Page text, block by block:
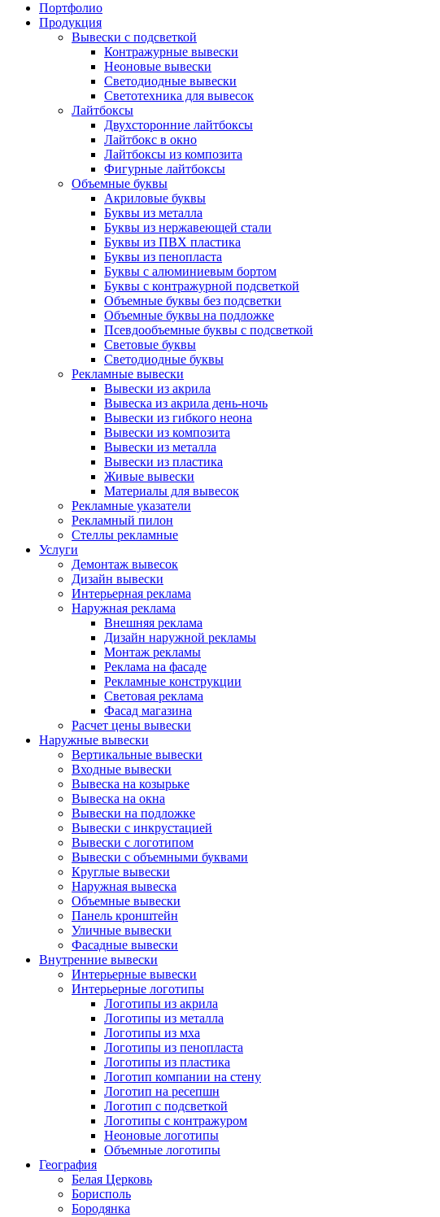
Портфолио
Продукция
Вывески с подсветкой
Контражурные вывески
Неоновые вывески
Светодиодные вывески
Светотехника для вывесок
Лайтбоксы
Двухсторонние лайтбоксы
Лайтбокс в окно
Лайтбоксы из композита
Фигурные лайтбоксы
Объемные буквы
Акриловые буквы
Буквы из металла
Буквы из нержавеющей стали
Буквы из ПВХ пластика
Буквы из пенопласта
Буквы с алюминиевым бортом
Буквы с контражурной подсветкой
Объемные буквы без подсветки
Объемные буквы на подложке
Псевдообъемные буквы с подсветкой
Световые буквы
Светодиодные буквы
Рекламные вывески
Вывески из акрила
Вывеска из акрила день-ночь
Вывески из гибкого неона
Вывески из композита
Вывески из металла
Вывески из пластика
Живые вывески
Материалы для вывесок
Рекламные указатели
Рекламный пилон
Стеллы рекламные
Услуги
Демонтаж вывесок
Дизайн вывески
Интерьерная реклама
Наружная реклама
Внешняя реклама
Дизайн наружной рекламы
Монтаж рекламы
Реклама на фасаде
Рекламные конструкции
Световая реклама
Фасад магазина
Расчет цены вывески
Наружные вывески
Вертикальные вывески
Входные вывески
Вывеска на козырьке
Вывеска на окна
Вывески на подложке
Вывески с инкрустацией
Вывески с логотипом
Вывески с объемными буквами
Круглые вывески
Наружная вывеска
Объемные вывески
Панель кронштейн
Уличные вывески
Фасадные вывески
Внутренние вывески
Интерьерные вывески
Интерьерные логотипы
Логотипы из акрила
Логотипы из металла
Логотипы из мха
Логотипы из пенопласта
Логотипы из пластика
Логотип компании на стену
Логотип на ресепшн
Логотип с подсветкой
Логотипы с контражуром
Неоновые логотипы
Объемные логотипы
География
Белая Церковь
Борисполь
Бородянка